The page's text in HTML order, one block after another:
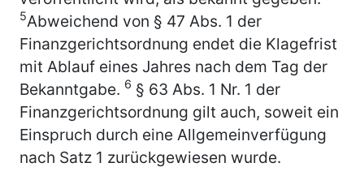
5Abweichend von § 47 Abs. 1 der
Finanzgerichtsordnung endet die Klagefrist
mit Ablauf eines Jahres nach dem Tag der
Bekanntgabe. 6 § 63 Abs. 1 Nr. 1 der
Finanzgerichtsordnung gilt auch, soweit ein
Einspruch durch eine Allgemeinverfügung
nach Satz 1 zurückgewiesen wurde.